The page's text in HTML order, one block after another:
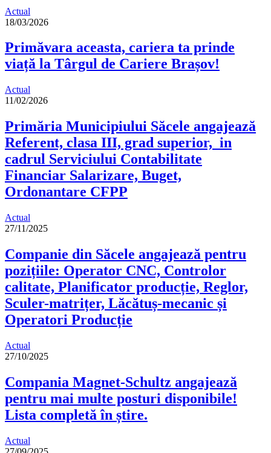
Actual
18/03/2026
Primăvara aceasta, cariera ta prinde
viață la Târgul de Cariere Brașov!
Actual
11/02/2026
Primăria Municipiului Săcele angajează
Referent, clasa III, grad superior, in
cadrul Serviciului Contabilitate
Financiar Salarizare, Buget,
Ordonantare CFPP
Actual
27/11/2025
Companie din Săcele angajează pentru
pozițiile: Operator CNC, Controlor
calitate, Planificator producție, Reglor,
Sculer-matrițer, Lăcătuș-mecanic și
Operatori Producție
Actual
27/10/2025
Compania Magnet-Schultz angajează
pentru mai multe posturi disponibile!
Lista completă în știre.
Actual